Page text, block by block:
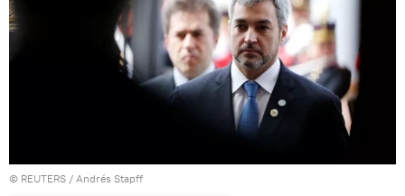
© REUTERS / Andrés Stapff